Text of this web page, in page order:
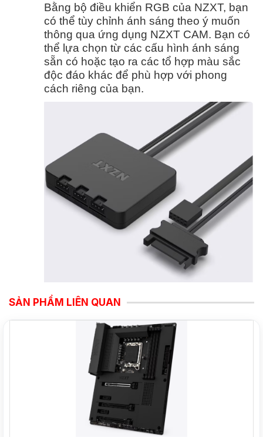
Bằng bộ điều khiển RGB của NZXT, bạn
có thể tùy chỉnh ánh sáng theo ý muốn
thông qua ứng dụng NZXT CAM. Bạn có
thể lựa chọn từ các cấu hình ánh sáng
sẵn có hoặc tạo ra các tổ hợp màu sắc
độc đáo khác để phù hợp với phong
cách riêng của bạn.
SẢN PHẨM LIÊN QUAN